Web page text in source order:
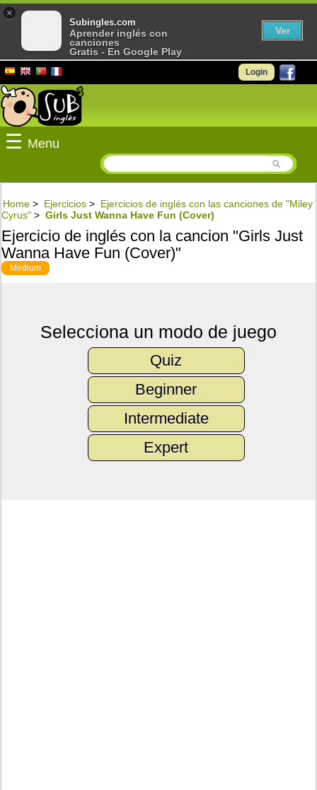
Login
☰ Menu
Home > Ejercicios > Ejercicios de inglés con las canciones de "Miley
Cyrus" > Girls Just Wanna Have Fun (Cover)
Ejercicio de inglés con la cancion "Girls Just
Wanna Have Fun (Cover)"
Medium
Selecciona un modo de juego
Quiz
Beginner
Intermediate
Expert
×
Subingles.com
Aprender inglés con
canciones
Gratis - En Google Play
Ver